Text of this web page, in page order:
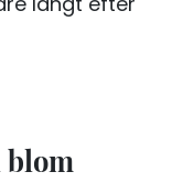
långt efter